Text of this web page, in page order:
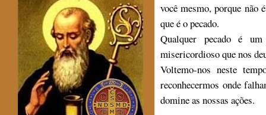
você mesmo, porque não
que é o pecado.
Qualquer pecado é
misericordioso que nos
Voltemo-nos neste
reconhecermos onde
domine as nossas ações.